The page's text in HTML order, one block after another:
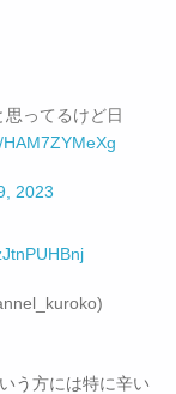
ってるけど日
2023
う方には特に辛い